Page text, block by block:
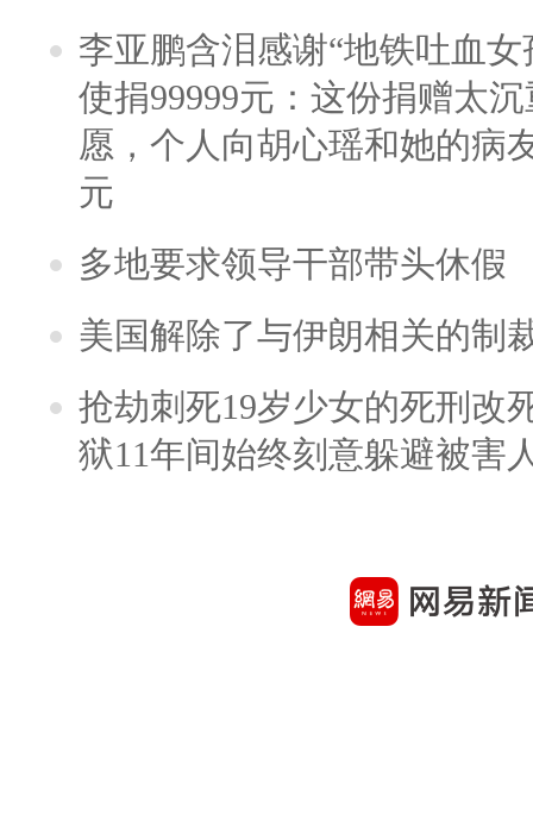
李亚鹏含泪感谢“地铁吐血
使捐99999元：这份捐赠太
愿，个人向胡心瑶和她的病
元
多地要求领导干部带头休假
美国解除了与伊朗相关的制
抢劫刺死19岁少女的死刑改
狱11年间始终刻意躲避被害